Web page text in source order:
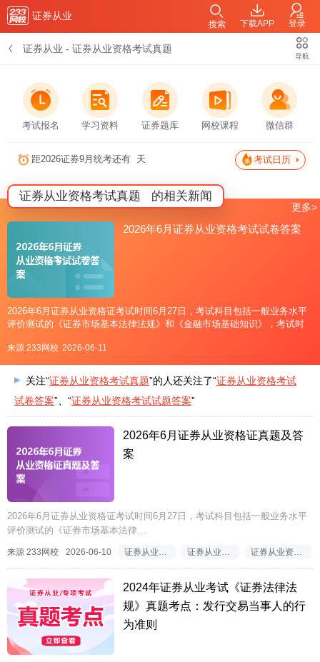
证券从业
下载APP 登录
搜索
证券从业 - 证券从业资格考试真题
导航
考试报名 学习资料 证券题库 网校课程 微信群
距2026证券9月统考还有 天 考试日历
证券从业资格考试真题 的相关新闻
2026年6月证券从业资格考试试卷答案
2026年6月证券从业资格证考试时间6月27日，考试科目包括一般业务水平
评价测试的《证券市场基本法律法规》和《金融市场基础知识》，考试时
《发布证券研究报告业务》、《投资银行业务》，考试时长1
来源 233网校 2026-06-11
更多>
关注“证券从业资格考试真题”的人还关注了“证券从业资格考试
试卷答案”、“证券从业资格考试试题答案”
2026年6月证券从业资格证真题及答
案
2026年6月证券从业资格证考试时间6月27日，考试科目包括一般业务水平
评价测试的《证券市场基本法律...
来源 233网校 2026-06-10 证券从业资格考试试题 证券从业资格考试真题 证券从业资格证真题及答案
2024年证券从业考试《证券法律法
规》真题考点：发行交易当事人的行
为准则